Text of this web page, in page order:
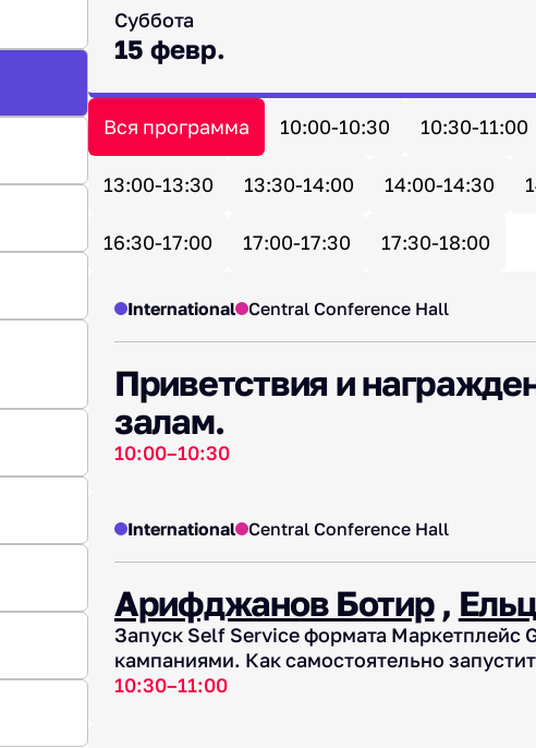
Суббота
15 февр.
Вся программа 10:00-10:30 10:30-11:00
13:00-13:30 13:30-14:00 14:00-14:30
16:30-17:00 17:00-17:30 17:30-18:00
International Central Conference Hall
Приветствия и
залам.
10:00–10:30
International Central Conference Hall
Арифджанов Ботир,
Запуск Self Service формата Маркетплейс
кампаниями. Как самостоятельно
10:30–11:00